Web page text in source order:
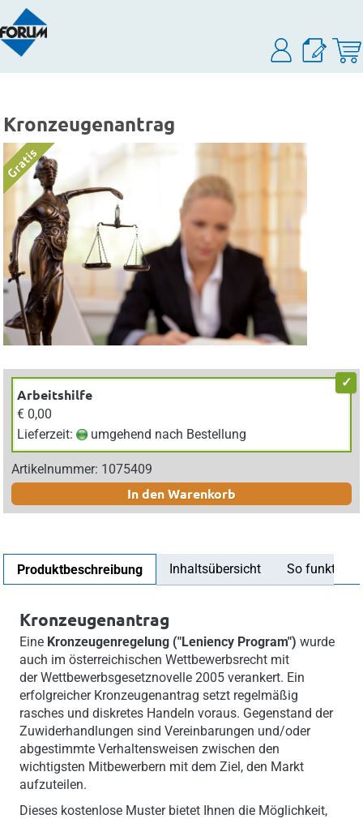
Kronzeugenantrag
Arbeitshilfe
€ 0,00
Lieferzeit:
umgehend nach Bestellung
Artikelnummer: 1075409
In den Warenkorb
Produktbeschreibung Inhaltsübersicht So
Kronzeugenantrag
Eine Kronzeugenregelung ("Leniency Program") wurde
auch im österreichischen Wettbewerbsrecht mit
der Wettbewerbsgesetznovelle 2005 verankert. Ein
erfolgreicher Kronzeugenantrag setzt regelmäßig
rasches und diskretes Handeln voraus. Gegenstand der
Zuwiderhandlungen sind Vereinbarungen und/oder
abgestimmte Verhaltensweisen zwischen den
wichtigsten Mitbewerbern mit dem Ziel, den Markt
aufzuteilen.
Dieses kostenlose Muster bietet Ihnen die Möglichkeit,